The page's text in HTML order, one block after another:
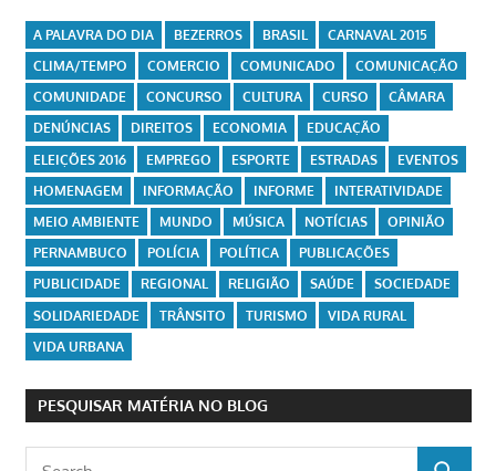
A PALAVRA DO DIA BEZERROS BRASIL
CARNAVAL 2015
CLIMA/TEMPO
COMERCIO COMUNICADO
COMUNICAÇÃO
COMUNIDADE
CONCURSO CULTURA CURSO
CÂMARA
DENÚNCIAS
DIREITOS ECONOMIA
EDUCAÇÃO
ELEIÇÕES 2016
EMPREGO ESPORTE ESTRADAS
EVENTOS
HOMENAGEM
INFORMAÇÃO INFORME
INTERATIVIDADE
MEIO AMBIENTE
MUNDO MÚSICA NOTÍCIAS
OPINIÃO
PERNAMBUCO
POLÍCIA POLÍTICA
PUBLICAÇÕES
PUBLICIDADE
REGIONAL RELIGIÃO SAÚDE
SOCIEDADE
SOLIDARIEDADE
TRÂNSITO TURISMO
VIDA RURAL
VIDA URBANA
PESQUISAR MATÉRIA NO BLOG